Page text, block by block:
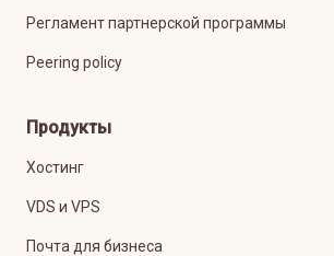
Регламент партнерской программы
Peering policy
Продукты
Хостинг
VDS и VPS
Почта для бизнеса